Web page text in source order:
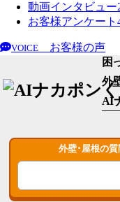
動画インタビュー
お客様アンケート
VOICE
お客様の声
困
外
AI
外壁･屋根の